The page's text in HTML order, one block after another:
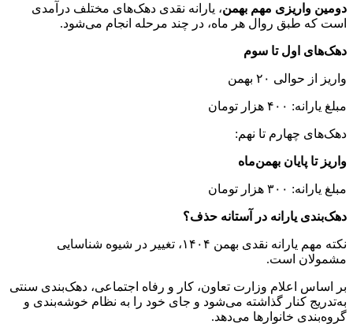
دومین واریزی مهم بهمن، یارانه نقدی دهک‌های مختلف درآمدی
است که طبق روال هر ماه، در چند مرحله انجام می‌شود.
دهک‌های اول تا سوم
واریز از حوالی ۲۰ بهمن
مبلغ یارانه: ۴۰۰ هزار تومان
دهک‌های چهارم تا نهم:
واریز تا پایان بهمن‌ماه
مبلغ یارانه: ۳۰۰ هزار تومان
دهک‌بندی یارانه در آستانه حذف؟
نکته مهم یارانه نقدی بهمن ۱۴۰۴، تغییر در شیوه شناسایی
مشمولان است.
بر اساس اعلام وزارت تعاون، کار و رفاه اجتماعی، دهک‌بندی سنتی
به‌تدریج کنار گذاشته می‌شود و جای خود را به نظام خوشه‌بندی و
گروه‌بندی خانوارها می‌دهد.